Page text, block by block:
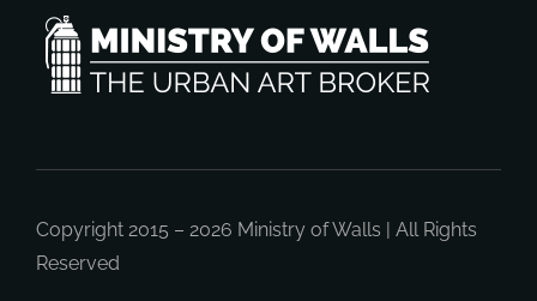
Copyright 2015 – 2026 Ministry of Walls | All Rights
Reserved